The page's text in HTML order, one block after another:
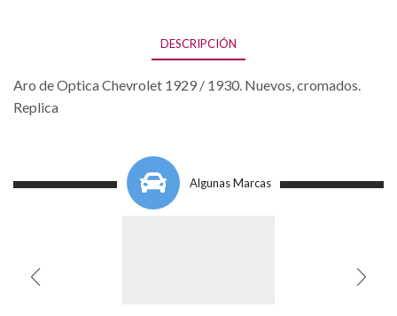
DESCRIPCIÓN
Aro de Optica Chevrolet 1929 / 1930. Nuevos, cromados.
Replica
Algunas Marcas